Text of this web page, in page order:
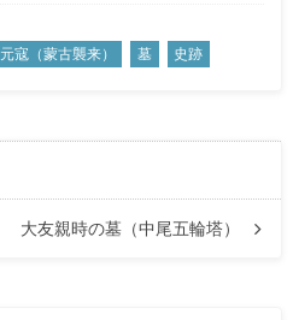
元寇（蒙古襲来） 墓 史跡
大友親時の墓（中尾五輪塔）